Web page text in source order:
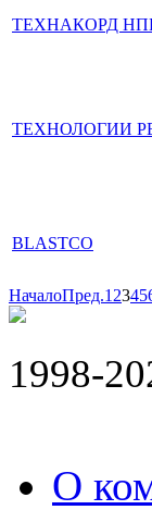
ТЕХНАКОРД
ТЕХНОЛОГИИ
BLASTCO
НачалоПред.1 2345
1998-
О